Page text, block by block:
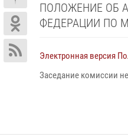
ПОЛОЖЕНИЕ ОБ
ФЕДЕРАЦИИ ПО
Электронная версия
Заседание комиссии